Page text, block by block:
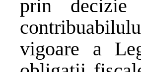
prin decizie
vigoare a